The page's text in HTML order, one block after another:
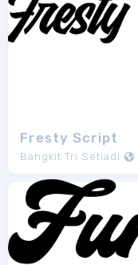
Fresty Script
Bangkit Tri Setiadi